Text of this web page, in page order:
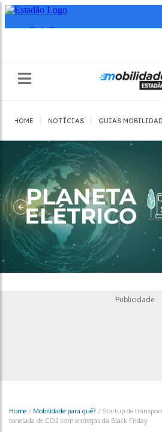
HOME NOTÍCIAS GUIAS
Publicidade
Home / Mobilidade para quê? / Startup de
tonelada de CO2 com entregas da Black Friday